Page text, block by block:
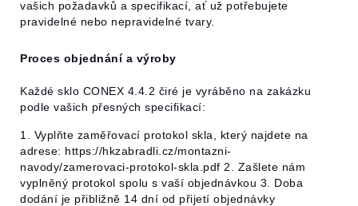
vašich požadavků a specifikací, ať už potřebujete
pravidelné nebo nepravidelné tvary.
Proces objednání a výroby
Každé sklo CONEX 4.4.2 čiré je vyráběno na zakázku
podle vašich přesných specifikací:
1. Vyplňte zaměřovací protokol skla, který najdete na
adrese: https://hkzabradli.cz/montazni-
navody/zamerovaci-protokol-skla.pdf 2. Zašlete nám
vyplněný protokol spolu s vaší objednávkou 3. Doba
dodání je přibližně 14 dní od přijetí objednávky